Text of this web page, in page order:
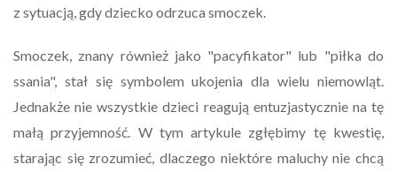
z sytuacją, gdy dziecko odrzuca smoczek.
Smoczek, znany również jako "pacyfikator" lub "piłka do
ssania", stał się symbolem ukojenia dla wielu niemowląt.
Jednakże nie wszystkie dzieci reagują entuzjastycznie na tę
małą przyjemność. W tym artykule zgłębimy tę kwestię,
starając się zrozumieć, dlaczego niektóre maluchy nie chcą